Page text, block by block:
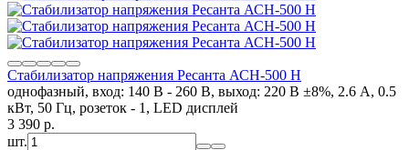
Стабилизатор напряжения Ресанта АСН-500 Н
однофазный, вход: 140 В - 260 В, выход: 220 В ±8%, 2.6 А, 0.5
кВт, 50 Гц, розеток - 1, LED дисплей
3 390 p.
шт.